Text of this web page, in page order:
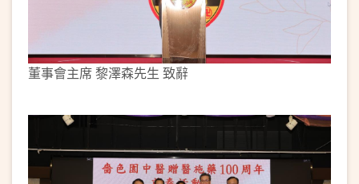
董事會主席 黎澤森先生 致辭